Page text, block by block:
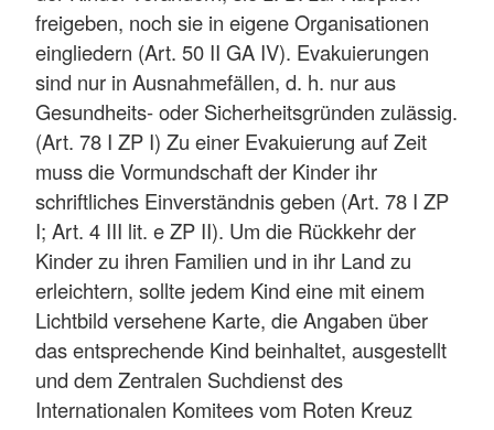
freigeben, noch sie in eigene Organisationen
eingliedern (Art. 50 II GA IV). Evakuierungen
sind nur in Ausnahmefällen, d. h. nur aus
Gesundheits- oder Sicherheitsgründen zulässig.
(Art. 78 I ZP I) Zu einer Evakuierung auf Zeit
muss die Vormundschaft der Kinder ihr
schriftliches Einverständnis geben (Art. 78 I ZP
I; Art. 4 III lit. e ZP II). Um die Rückkehr der
Kinder zu ihren Familien und in ihr Land zu
erleichtern, sollte jedem Kind eine mit einem
Lichtbild versehene Karte, die Angaben über
das entsprechende Kind beinhaltet, ausgestellt
und dem Zentralen Suchdienst des
Internationalen Komitees vom Roten Kreuz